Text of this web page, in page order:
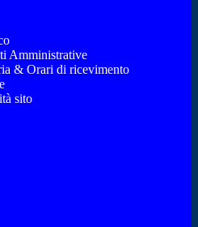
Amministrative
& Orari di ricevimento
sito